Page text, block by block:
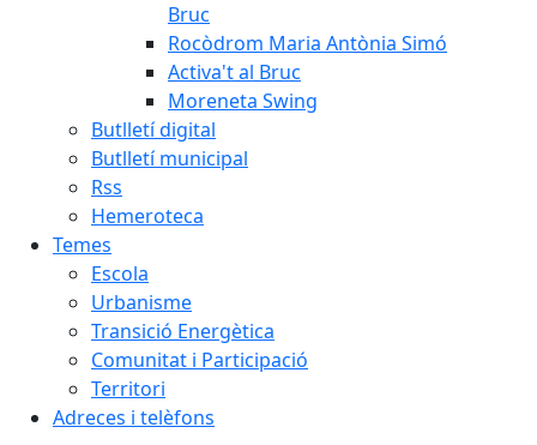
Bruc
Rocòdrom Maria Antònia Simó
Activa't al Bruc
Moreneta Swing
Butlletí digital
Butlletí municipal
Rss
Hemeroteca
Temes
Escola
Urbanisme
Transició Energètica
Comunitat i Participació
Territori
Adreces i telèfons